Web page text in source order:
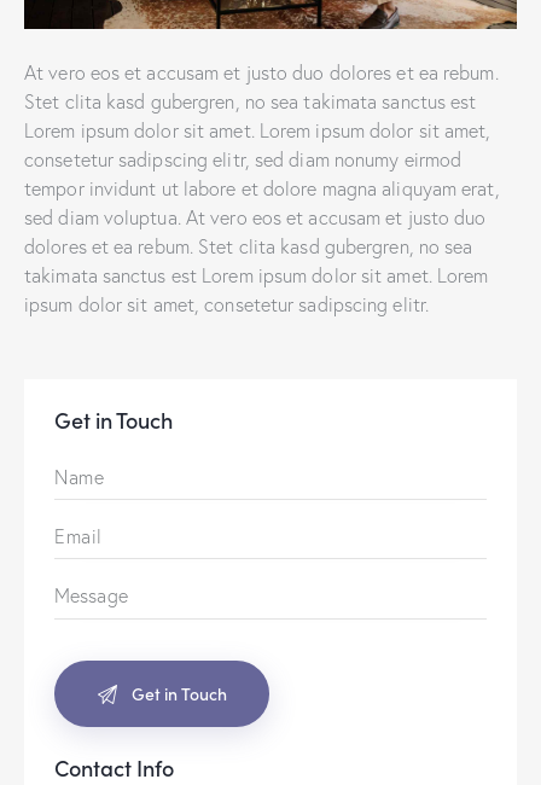
At vero eos et accusam et justo duo dolores et ea rebum.
Stet clita kasd gubergren, no sea takimata sanctus est
Lorem ipsum dolor sit amet. Lorem ipsum dolor sit amet,
consetetur sadipscing elitr, sed diam nonumy eirmod
tempor invidunt ut labore et dolore magna aliquyam erat,
sed diam voluptua. At vero eos et accusam et justo duo
dolores et ea rebum. Stet clita kasd gubergren, no sea
takimata sanctus est Lorem ipsum dolor sit amet. Lorem
ipsum dolor sit amet, consetetur sadipscing elitr.
Get in Touch
Contact Info